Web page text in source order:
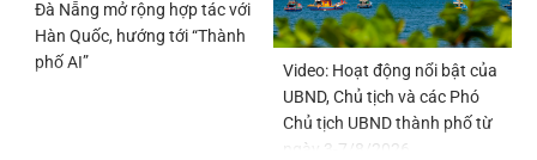
Đà Nẵng mở rộng hợp tác với
Hàn Quốc, hướng tới “Thành
phố AI”
Video: Hoạt động nổi bật của
UBND, Chủ tịch và các Phó
Chủ tịch UBND thành phố từ
ngày 3-7/8/2026